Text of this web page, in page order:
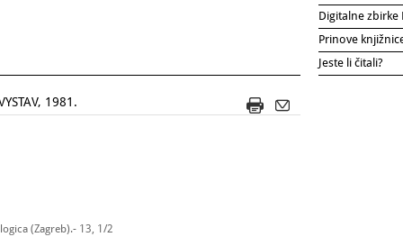
1981.
(Zagreb).- 13, 1/2
Digitalne zbirke
Prinove
Jeste li čitali?